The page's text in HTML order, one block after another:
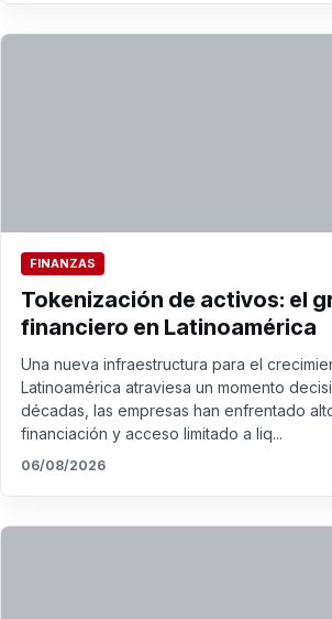
FINANZAS
Tokenización de activos: el
financiero en Latinoamérica
Una nueva infraestructura para el
Latinoamérica atraviesa un momento
décadas, las empresas han enfrentado
financiación y acceso limitado a liq...
06/08/2026